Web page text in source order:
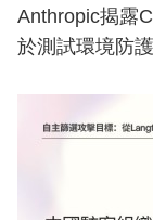
Anthropic揭露
於測試環境防